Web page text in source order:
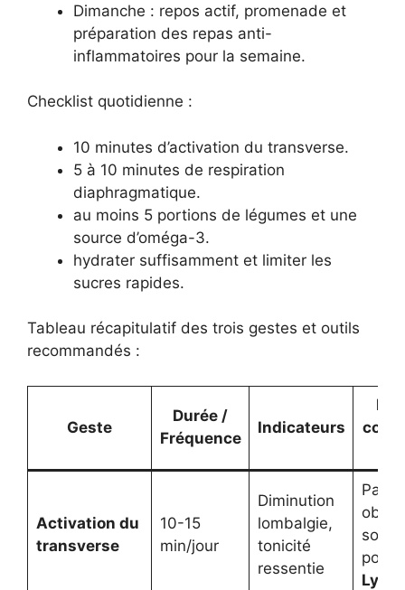
Dimanche : repos actif, promenade et
préparation des repas anti-
inflammatoires pour la semaine.
Checklist quotidienne :
10 minutes d’activation du transverse.
5 à 10 minutes de respiration
diaphragmatique.
au moins 5 portions de légumes et une
source d’oméga-3.
hydrater suffisamment et limiter les
sucres rapides.
Tableau récapitulatif des trois gestes et outils
recommandés :
Geste
Durée /
Fréquence
Indicateurs
Activation du
transverse
10-15
min/jour
Diminution
lombalgie,
tonicité
ressentie
Pas